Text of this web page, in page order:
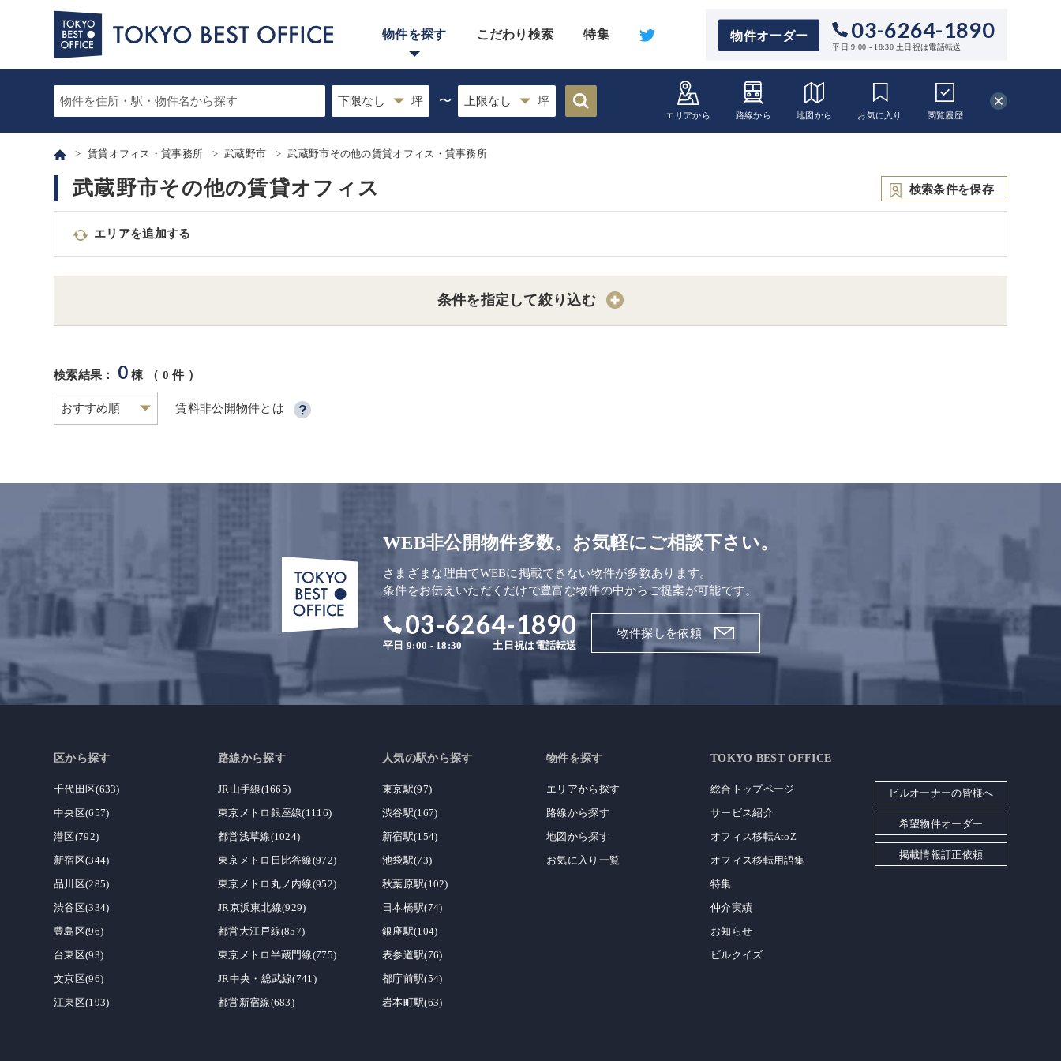
物件オーダー 03-6264-1890
平日 9:00 - 18:30 土日祝は電話転送
物件を探す こだわり検索 特集
エリアから 路線から 地図から お気に入り 閲覧履歴
〜
賃貸オフィス・貸事務所 武蔵野市 武蔵野市その他の賃貸オフィス・貸事務所
武蔵野市その他の賃貸オフィス 検索条件を保存
エリアを追加する
条件を指定して絞り込む
検索結果： 0棟 （ 0件 ）
賃料非公開物件とは
WEB非公開物件多数。お気軽にご相談下さい。
さまざまな理由でWEBに掲載できない物件が多数あります。
条件をお伝えいただくだけで豊富な物件の中からご提案が可能です。
03-6264-1890
平日 9:00 - 18:30 土日祝は電話転送
物件探しを依頼
区から探す
千代田区(633)
中央区(657)
港区(792)
新宿区(344)
品川区(285)
渋谷区(334)
豊島区(96)
台東区(93)
文京区(96)
江東区(193)
路線から探す
JR山手線(1665)
東京メトロ銀座線(1116)
都営浅草線(1024)
東京メトロ日比谷線(972)
東京メトロ丸ノ内線(952)
JR京浜東北線(929)
都営大江戸線(857)
東京メトロ半蔵門線(775)
JR中央・総武線(741)
都営新宿線(683)
人気の駅から探す
東京駅(97)
渋谷駅(167)
新宿駅(154)
池袋駅(73)
秋葉原駅(102)
日本橋駅(74)
銀座駅(104)
表参道駅(76)
都庁前駅(54)
岩本町駅(63)
物件を探す
エリアから探す
路線から探す
地図から探す
お気に入り一覧
TOKYO BEST OFFICE
総合トップページ
サービス紹介
オフィス移転AtoZ
オフィス移転用語集
特集
仲介実績
お知らせ
ビルクイズ
ビルオーナーの皆様へ
希望物件オーダー
掲載情報訂正依頼